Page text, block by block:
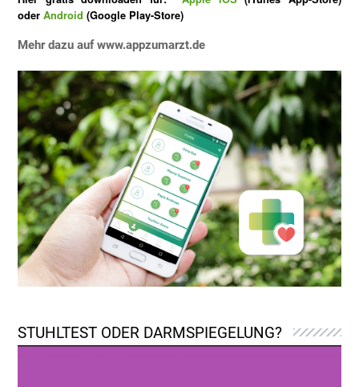
oderAndroid (Google Play-Store)
Mehr dazu aufwww.appzumarzt.de
STUHLTEST ODER DARMSPIEGELUNG?